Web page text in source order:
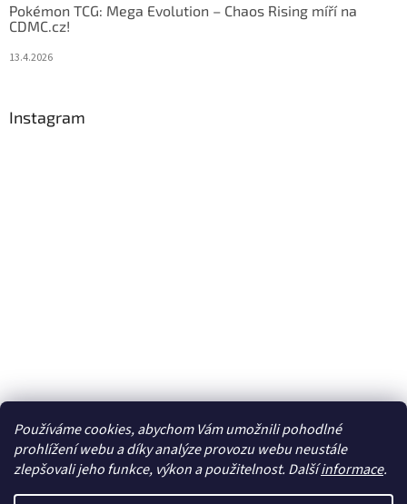
Používáme cookies, abychom Vám umožnili pohodlné
prohlížení webu a díky analýze provozu webu neustále
zlepšovali jeho funkce, výkon a použitelnost. Dalšíinformace.
Pokémon TCG: Mega Evolution – Chaos Rising míří na
CDMC.cz!
13.4.2026
Instagram
Sledovat na Instagramu